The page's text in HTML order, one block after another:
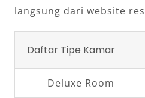
langsung dari website
Daftar Tipe Kamar
Deluxe Room